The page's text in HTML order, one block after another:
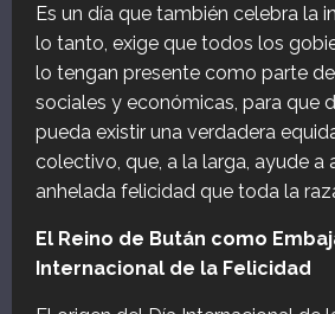
Es un día que también celebra la
lo tanto, exige que todos los
lo tengan presente como parte
sociales y económicas, para que
pueda existir una verdadera
colectivo, que, a la larga, ayude a
anhelada felicidad que toda la
El Reino de Bután como
Internacional de la Felicidad